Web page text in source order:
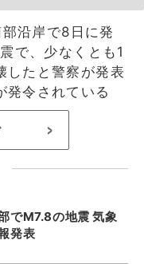
沿岸で8日に発
で、少なくとも1
したと警察が発表
発令されている
>
でM7.8の地震 気象
発表